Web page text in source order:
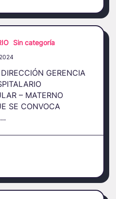
Sin categoría
GERENCIA
– MATERNO
SE CONVOCA